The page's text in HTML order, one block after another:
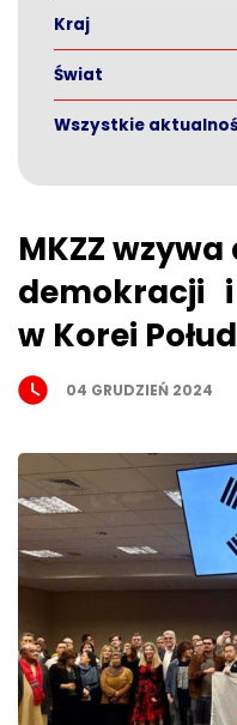
Kraj
Świat
Wszystkie
MKZZ
demokracji
w Korei
04 GRUDZIEŃ 2024